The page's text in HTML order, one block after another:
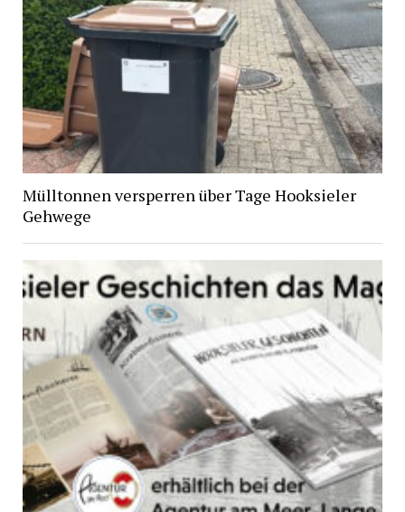
Mülltonnen versperren über Tage Hooksieler
Gehwege